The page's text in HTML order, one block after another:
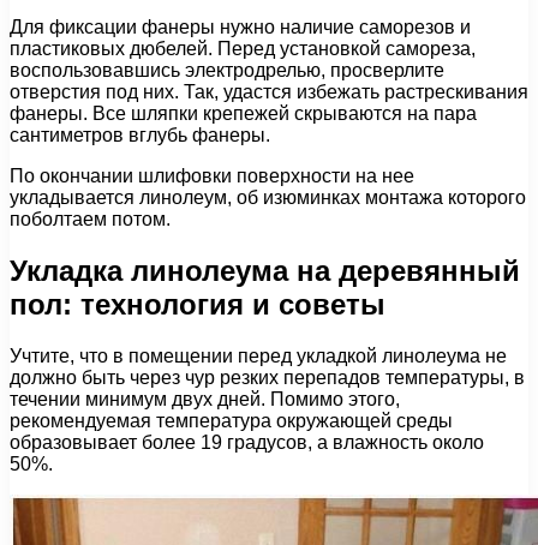
Для фиксации фанеры нужно наличие саморезов и
пластиковых дюбелей. Перед установкой самореза,
воспользовавшись электродрелью, просверлите
отверстия под них. Так, удастся избежать растрескивания
фанеры. Все шляпки крепежей скрываются на пара
сантиметров вглубь фанеры.
По окончании шлифовки поверхности на нее
укладывается линолеум, об изюминках монтажа которого
поболтаем потом.
Укладка линолеума на деревянный
пол: технология и советы
Учтите, что в помещении перед укладкой линолеума не
должно быть через чур резких перепадов температуры, в
течении минимум двух дней. Помимо этого,
рекомендуемая температура окружающей среды
образовывает более 19 градусов, а влажность около
50%.